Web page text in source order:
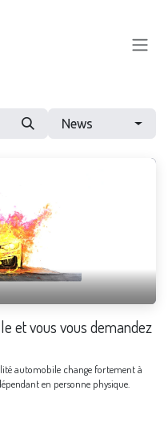
News
et vous vous demandez
automobile change fortement à
en personne physique.